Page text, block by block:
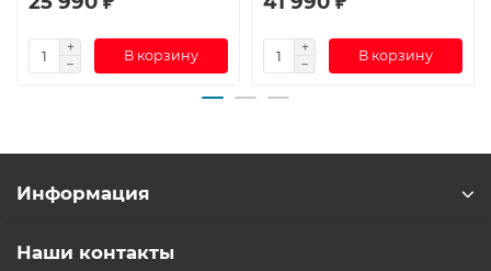
В корзину В корзину
Информация
Наши контакты